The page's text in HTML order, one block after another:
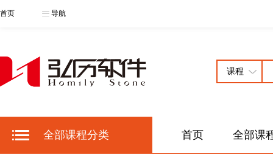
首页 导航
全部课程分类 首页 全部课